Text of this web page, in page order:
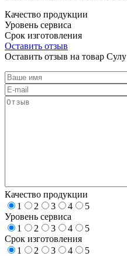
Качество продукции
Уровень сервиса
Срок изготовления
Оставить отзыв
Оставить отзыв на товар Сулу
Качество продукции
1
2 3 4
5
Уровень сервиса
1
2 3 4
5
Срок изготовления
1
2 3 4
5